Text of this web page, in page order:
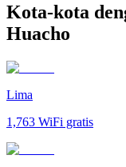
Kota-kota
Huacho
Lima
1,763 WiFi gratis